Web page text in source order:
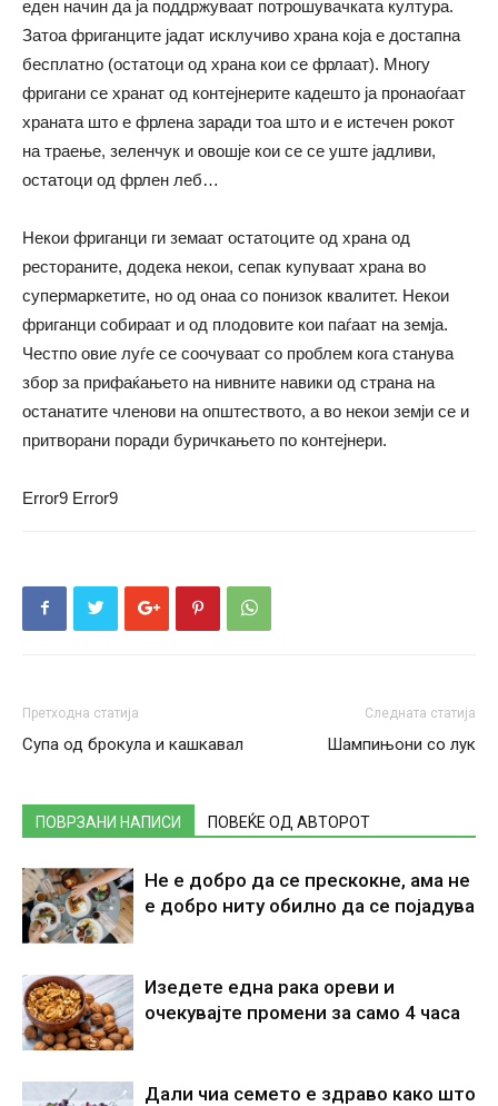
еден начин да ја поддржуваат потрошувачката култура.
Затоа фриганците јадат исклучиво храна која е достапна
бесплатно (остатоци од храна кои се фрлаат). Многу
фригани се хранат од контејнерите кадешто ја пронаоѓаат
храната што е фрлена заради тоа што и е истечен рокот
на траење, зеленчук и овошје кои се се уште јадливи,
остатоци од фрлен леб…
Некои фриганци ги земаат остатоците од храна од
рестораните, додека некои, сепак купуваат храна во
супермаркетите, но од онаа со понизок квалитет. Некои
фриганци собираат и од плодовите кои паѓаат на земја.
Честпо овие луѓе се соочуваат со проблем кога станува
збор за прифаќањето на нивните навики од страна на
останатите членови на општеството, а во некои земји се и
притворани поради буричкањето по контејнери.
Error9 Error9
Претходна статија
Супа од брокула и кашкавал
Следната статија
Шампињони со лук
ПОВРЗАНИ НАПИСИ ПОВЕЌЕ ОД АВТОРОТ
Не е добро да се прескокне, ама не
е добро ниту обилно да се појадува
Изедете една рака ореви и
очекувајте промени за само 4 часа
Дали чиа семето е здраво како што